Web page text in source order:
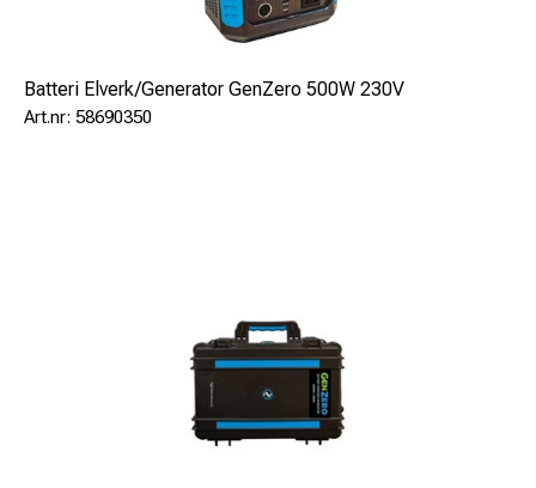
Batteri Elverk/Generator GenZero 500W 230V
58690350